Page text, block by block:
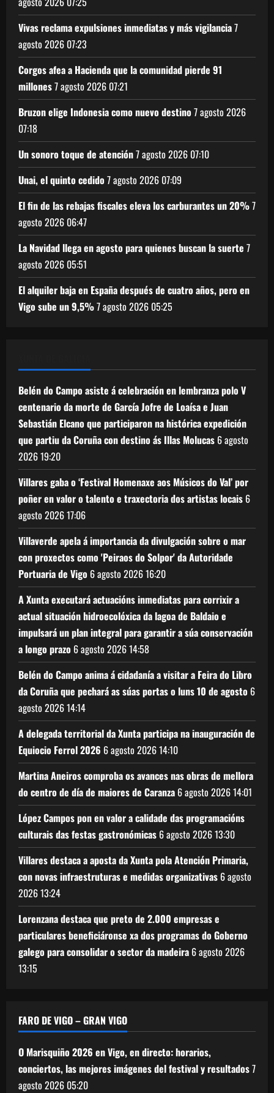
Vivas reclama expulsiones inmediatas y más vigilancia7
agosto 2026 07:23
Corgos afea a Hacienda que la comunidad pierde 91
millones7 agosto 2026 07:21
Bruzon elige Indonesia como nuevo destino7 agosto 2026
07:18
Un sonoro toque de atención7 agosto 2026 07:10
Unai, el quinto cedido7 agosto 2026 07:09
El fin de las rebajas fiscales eleva los carburantes un 20%7
agosto 2026 06:47
La Navidad llega en agosto para quienes buscan la suerte 7
agosto 2026 05:51
El alquiler baja en España después de cuatro años, pero en
Vigo sube un 9,5%7 agosto 2026 05:25
Belén do Campo asiste á celebración en lembranza polo V
centenario da morte de García Jofre de Loaísa e Juan
Sebastián Elcano que participaron na histórica expedición
que partiu da Coruña con destino ás Illas Molucas 6 agosto
202619:20
Villares gaba o ‘Festival Homenaxe aos Músicos do Val’ por
poñer en valor o talento e traxectoria dos artistas locais 6
agosto 202617:06
Villaverde apela á importancia da divulgación sobre o mar
con proxectos como 'Peiraos do Solpor' da Autoridade
Portuaria de Vigo 6 agosto 202616:20
A Xunta executará actuacións inmediatas para corrixir a
actual situación hidroecolóxica da lagoa de Baldaio e
impulsará un plan integral para garantir a súa conservación
a longo prazo 6 agosto 202614:58
Belén do Campo anima á cidadanía a visitar a Feira do Libro
da Coruña que pechará as súas portas o luns 10 de agosto 6
agosto 202614:14
A delegada territorial da Xunta participa na inauguración de
Equiocio Ferrol 2026 6 agosto 202614:10
Martina Aneiros comproba os avances nas obras de mellora
do centro de día de maiores de Caranza 6 agosto 202614:01
López Campos pon en valor a calidade das programacións
culturais das festas gastronómicas 6 agosto 202613:30
Villares destaca a aposta da Xunta pola Atención Primaria,
con novas infraestruturas e medidas organizativas 6 agosto
202613:24
Lorenzana destaca que preto de 2.000 empresas e
particulares beneficiáronse xa dos programas do Goberno
galego para consolidar o sector da madeira 6 agosto 2026
13:15
FARO DE VIGO – GRAN VIGO
O Marisquiño 2026 en Vigo, en directo: horarios,
conciertos, las mejores imágenes del festival y resultados7
agosto 2026 05:20